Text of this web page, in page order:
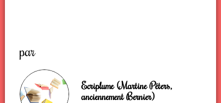
par
Ecriplume (Martine Péters,
anciennement Bernier)